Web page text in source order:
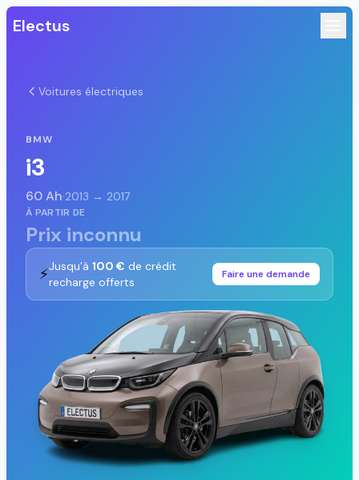
Electus
Voitures électriques
BMW
i3
60 Ah·2013 → 2017
À PARTIR DE
Prix inconnu
⚡Jusqu'à 100 € de crédit
recharge offerts
Faire une demande